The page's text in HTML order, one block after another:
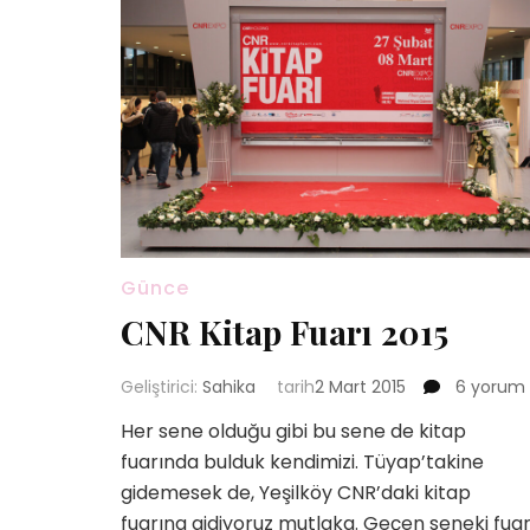
Günce
CNR Kitap Fuarı 2015
Geliştirici: Sahika tarih2 Mart 2015
CNR
Fuarı
2015
için
6 yorum
Her sene olduğu gibi bu sene de kitap
fuarında bulduk kendimizi. Tüyap’takine
gidemesek de, Yeşilköy CNR’daki kitap
fuarına gidiyoruz mutlaka. Geçen seneki fuar